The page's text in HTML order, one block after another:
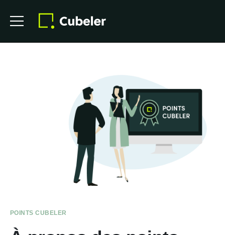
POINTS CUBELER